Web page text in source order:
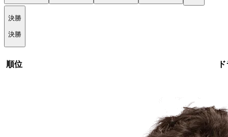
決勝
決勝
順位